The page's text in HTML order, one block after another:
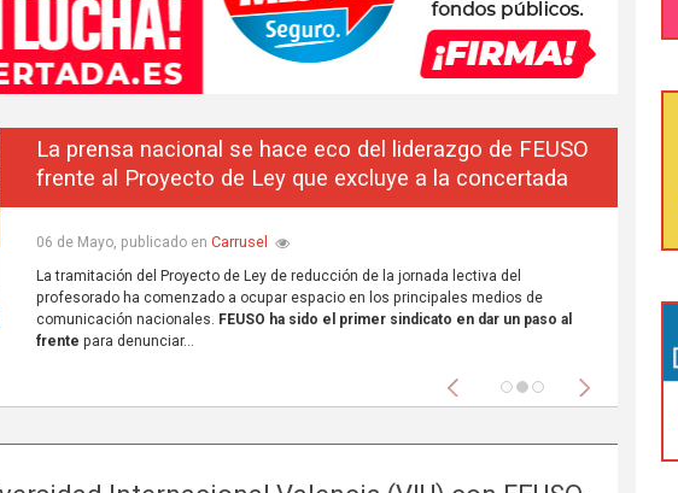
La prensa nacional se hace eco del liderazgo de FEUSO
frente al Proyecto de Ley que excluye a la concertada
06 de Mayo, publicado en Carrusel
La tramitación del Proyecto de Ley de reducción de la jornada lectiva del
profesorado ha comenzado a ocupar espacio en los principales medios de
comunicación nacionales. FEUSO ha sido el primer sindicato en dar un paso al
frente para denunciar...
Anterior Siguiente